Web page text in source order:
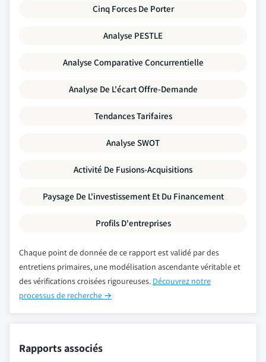
Cinq Forces De Porter
Analyse PESTLE
Analyse Comparative Concurrentielle
Analyse De L'écart Offre-Demande
Tendances Tarifaires
Analyse SWOT
Activité De Fusions-Acquisitions
Paysage De L'investissement Et Du Financement
Profils D'entreprises
Chaque point de donnée de ce rapport est validé par des
entretiens primaires, une modélisation ascendante véritable et
des vérifications croisées rigoureuses. Découvrez notre
processus de recherche →
Rapports associés